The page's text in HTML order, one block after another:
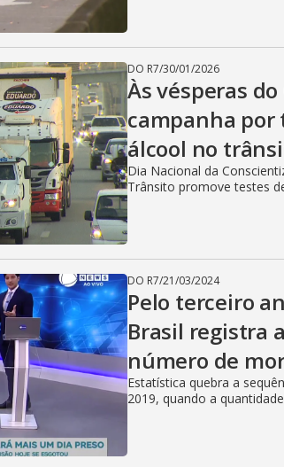
DO R7/30/01/2026
Às vésperas do
campanha por
álcool no
Dia Nacional da
Trânsito promove testes
DO R7/21/03/2024
Pelo terceiro
Brasil registra
número de
Estatística quebra a
2019, quando a